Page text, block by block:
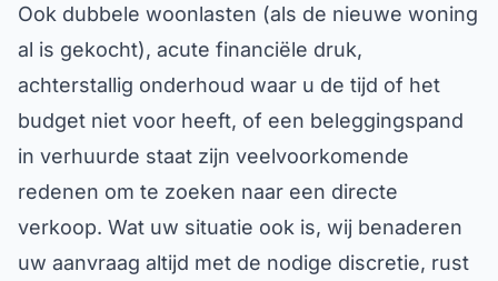
Ook dubbele woonlasten (als de nieuwe woning
al is gekocht), acute financiële druk,
achterstallig onderhoud waar u de tijd of het
budget niet voor heeft, of een beleggingspand
in verhuurde staat zijn veelvoorkomende
redenen om te zoeken naar een directe
verkoop. Wat uw situatie ook is, wij benaderen
uw aanvraag altijd met de nodige discretie, rust